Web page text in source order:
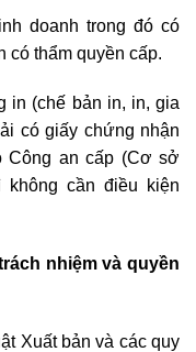
doanh trong đó có
có thẩm quyền cấp.
in (chế bản in, in, gia
có giấy chứng nhận
Công an cấp (Cơ sở
không cần điều kiện
nhiệm và quyền
Xuất bản và các quy